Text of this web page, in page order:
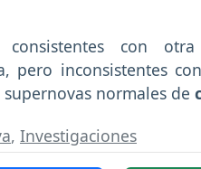
con
pero inconsistentes
normales de
, Investigaciones